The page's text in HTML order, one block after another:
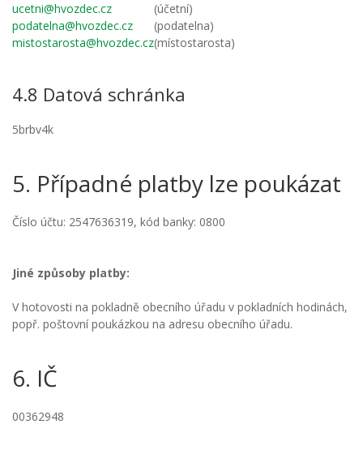
ucetni@hvozdec.cz
(účetní)
podatelna@hvozdec.cz
(podatelna)
mistostarosta@hvozdec.cz(místostarosta)
4.8 Datová schránka
5brbv4k
5. Případné platby lze poukázat
Číslo účtu: 2547636319, kód banky: 0800
Jiné způsoby platby:
V hotovosti na pokladně obecního úřadu v pokladních hodinách,
popř. poštovní poukázkou na adresu obecního úřadu.
6. IČ
00362948